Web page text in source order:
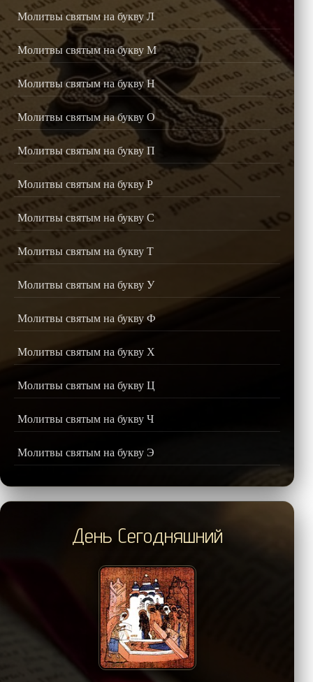
Молитвы святым на букву Л
Молитвы святым на букву М
Молитвы святым на букву Н
Молитвы святым на букву О
Молитвы святым на букву П
Молитвы святым на букву Р
Молитвы святым на букву С
Молитвы святым на букву Т
Молитвы святым на букву У
Молитвы святым на букву Ф
Молитвы святым на букву Х
Молитвы святым на букву Ц
Молитвы святым на букву Ч
Молитвы святым на букву Э
День Сегодняшний